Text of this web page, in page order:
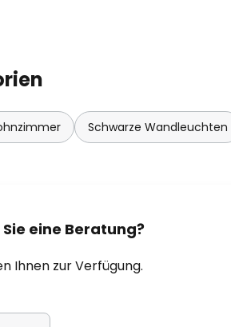
Schwarze Wandleuchten
eine Beratung?
Ihnen zur Verfügung.